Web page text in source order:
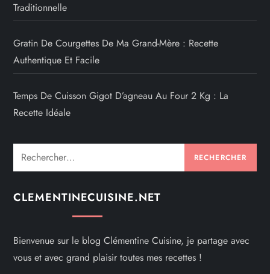
Traditionnelle
Gratin De Courgettes De Ma Grand-Mère : Recette
Authentique Et Facile
Temps De Cuisson Gigot D’agneau Au Four 2 Kg : La
Recette Idéale
Rechercher :
CLEMENTINECUISINE.NET
Bienvenue sur le blog Clémentine Cuisine, je partage avec
vous et avec grand plaisir toutes mes recettes !